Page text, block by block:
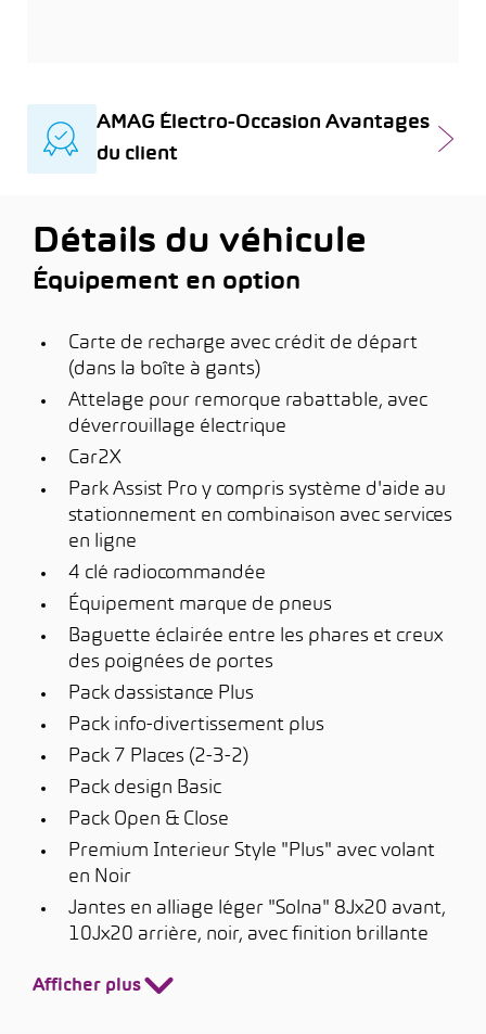
AMAG Électro-Occasion Avantages
du client
Détails du véhicule
Équipement en option
Carte de recharge avec crédit de départ
(dans la boîte à gants)
Attelage pour remorque rabattable, avec
déverrouillage électrique
Car2X
Park Assist Pro y compris système d'aide au
stationnement en combinaison avec services
en ligne
4 clé radiocommandée
Équipement marque de pneus
Baguette éclairée entre les phares et creux
des poignées de portes
Pack dassistance Plus
Pack info-divertissement plus
Pack 7 Places (2-3-2)
Pack design Basic
Pack Open & Close
Premium Interieur Style "Plus" avec volant
en Noir
Jantes en alliage léger "Solna" 8Jx20 avant,
10Jx20 arrière, noir, avec finition brillante
Afficher plus